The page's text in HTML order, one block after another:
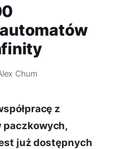
Chum
z
paczkowych,
już dostępnych